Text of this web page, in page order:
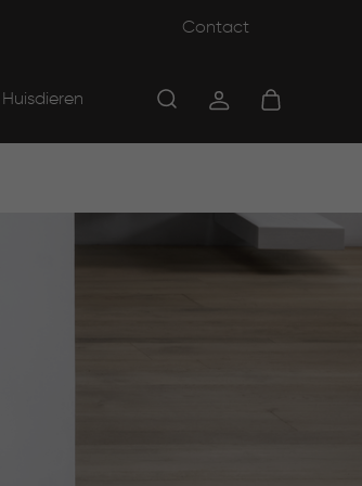
Contact
Huisdieren